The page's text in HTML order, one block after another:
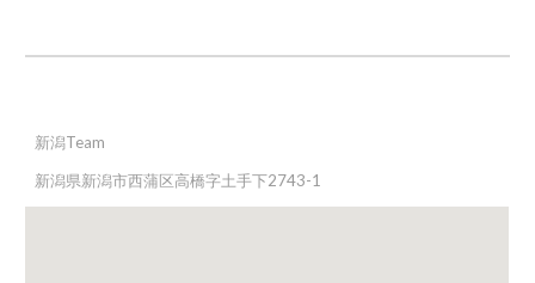
新潟Team
新潟県新潟市西蒲区高橋字土手下2743-1